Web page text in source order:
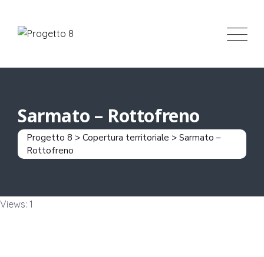
Sarmato – Rottofreno
Progetto 8 > Copertura territoriale > Sarmato –
Rottofreno
Views: 1